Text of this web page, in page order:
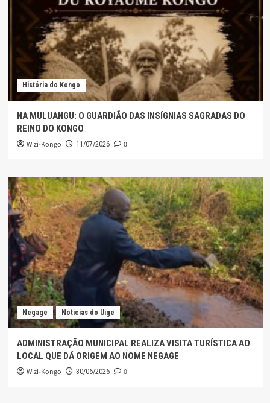
História do Kongo
NA MULUANGU: O GUARDIÃO DAS INSÍGNIAS SAGRADAS DO
REINO DO KONGO
Wizi-Kongo 11/07/2026 0
Negage Noticias do Uige
ADMINISTRAÇÃO MUNICIPAL REALIZA VISITA TURÍSTICA AO
LOCAL QUE DÁ ORIGEM AO NOME NEGAGE
Wizi-Kongo 30/06/2026 0